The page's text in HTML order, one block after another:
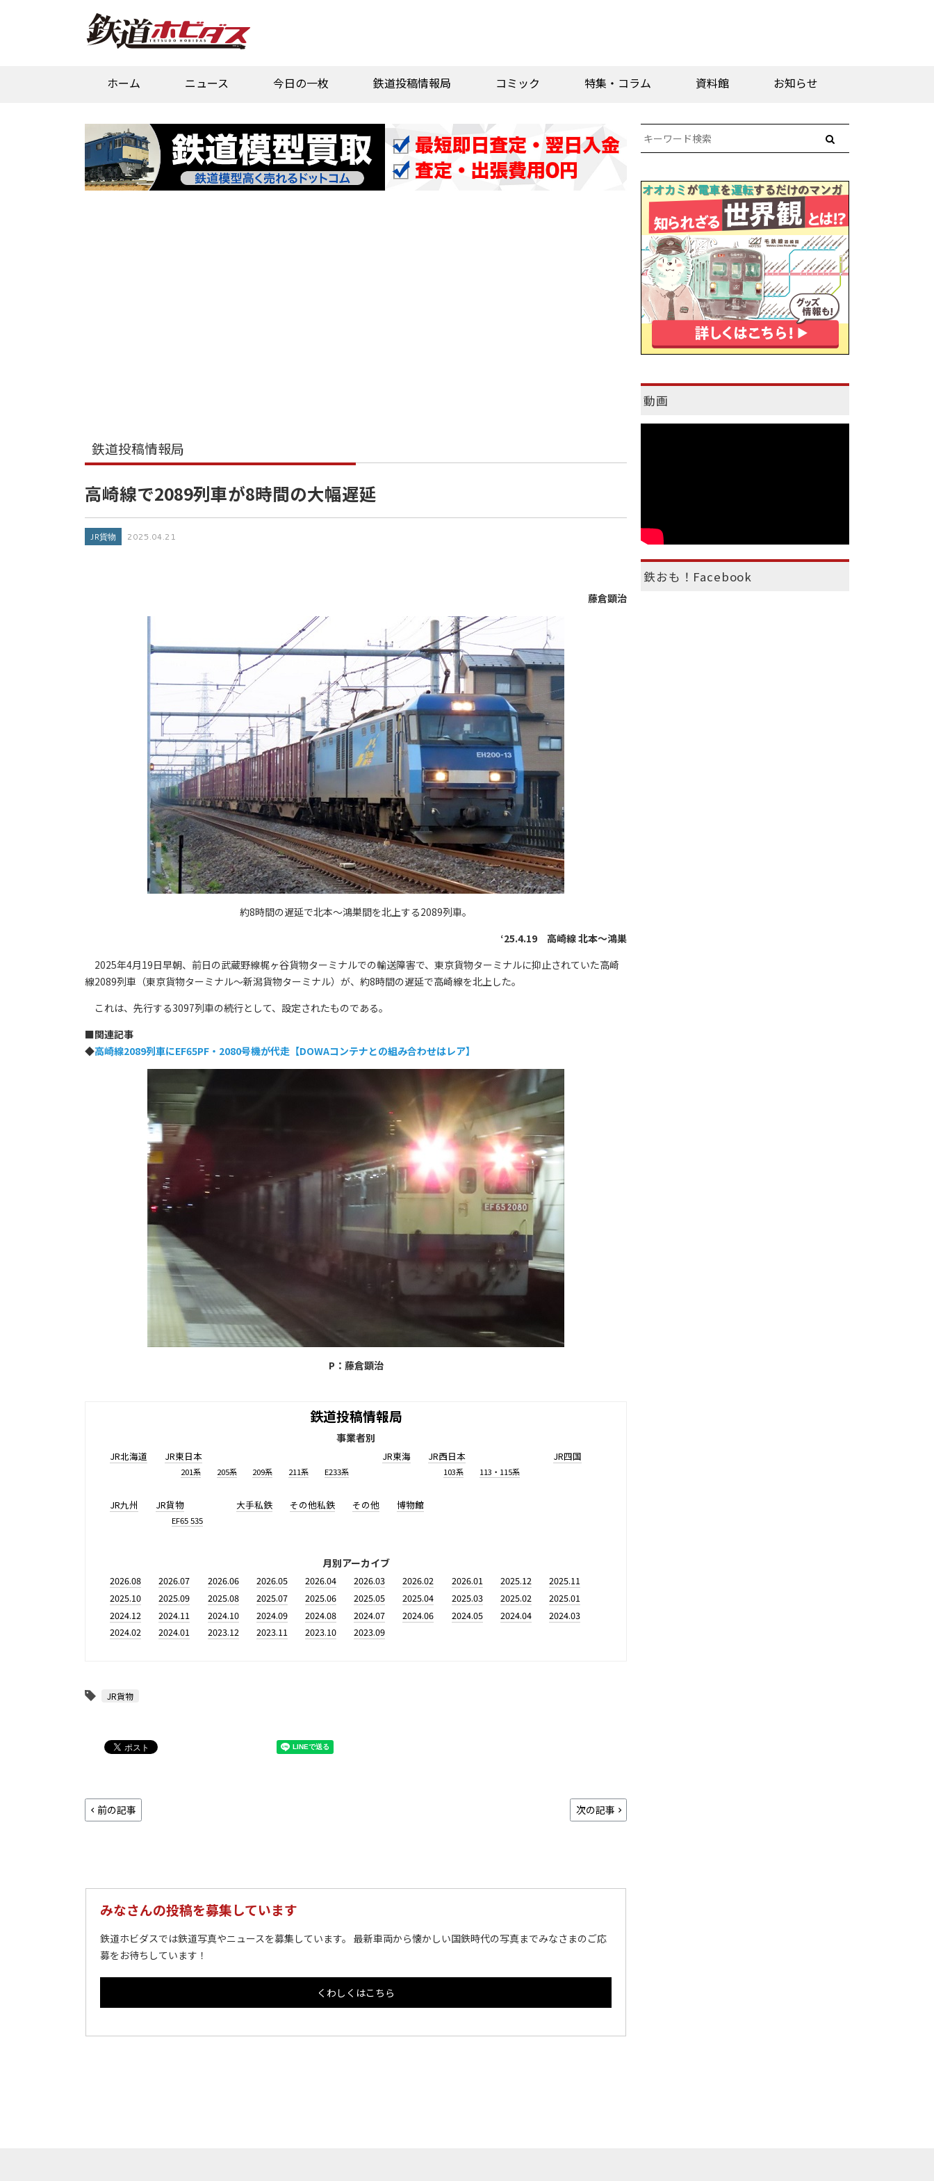
ホーム ニュース 今日の一枚 鉄道投稿情報局 コミック 特集・コラム 資料館 お知らせ
鉄道投稿情報局
高崎線で2089列車が8時間の大幅遅延
JR貨物 2025.04.21
藤倉顕治
約8時間の遅延で北本～鴻巣間を北上する2089列車。
‘25.4.19 高崎線 北本～鴻巣
2025年4月19日早朝、前日の武蔵野線梶ヶ谷貨物ターミナルでの輸送障害で、東京貨物ターミナルに抑止されていた高崎
線2089列車（東京貨物ターミナル～新潟貨物ターミナル）が、約8時間の遅延で高崎線を北上した。
これは、先行する3097列車の続行として、設定されたものである。
■関連記事
◆高崎線2089列車にEF65PF・2080号機が代走【DOWAコンテナとの組み合わせはレア】
P：藤倉顕治
鉄道投稿情報局
事業者別
JR北海道 JR東日本
201系 205系 209系 211系 E233系
JR東海 JR西日本
103系 113・115系
JR四国
JR九州 JR貨物
EF65 535
大手私鉄 その他私鉄 その他 博物館
月別アーカイブ
2026.08 2026.07 2026.06 2026.05 2026.04 2026.03 2026.02 2026.01 2025.12
2025.11
2025.10
2025.09 2025.08 2025.07 2025.06 2025.05 2025.04 2025.03 2025.02
2025.01
2024.12
2024.11 2024.10 2024.09 2024.08 2024.07 2024.06 2024.05 2024.04
2024.03
2024.02
2024.01 2023.12 2023.11 2023.10 2023.09
JR貨物
前の記事 次の記事
みなさんの投稿を募集しています
鉄道ホビダスでは鉄道写真やニュースを募集しています。 最新車両から懐かしい国鉄時代の写真までみなさまのご応
募をお待ちしています！
くわしくはこちら
動画
鉄おも！Facebook